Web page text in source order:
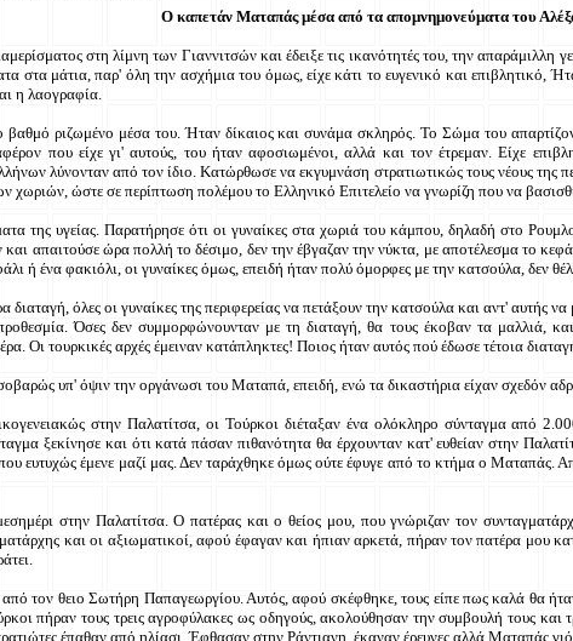
Ο καπετάν Ματαπάς μέσα από τα απομνημονεύματα του
στη λίμνη των Γιαννιτσών και έδειξε τις ικανότητές του, την
στα μάτια, παρ' όλη την ασχήμια του όμως, είχε κάτι το ευγενικό και επιβλητικό,
η λαογραφία.
βαθμό ριζωμένο μέσα του. Ήταν δίκαιος και συνάμα σκληρός. Το Σώμα του
που είχε γι' αυτούς, του ήταν αφοσιωμένοι, αλλά και τον έτρεμαν. Είχε
λύνονταν από τον ίδιο. Κατώρθωσε να εκγυμνάση στρατιωτικώς τους νέους της
χωριών, ώστε σε περίπτωση πολέμου το Ελληνικό Επιτελείο να γνωρίζη που να
της υγείας. Παρατήρησε ότι οι γυναίκες στα χωριά του κάμπου, δηλαδή στο
απαιτούσε ώρα πολλή το δέσιμο, δεν την έβγαζαν την νύκτα, με αποτέλεσμα το
ή ένα φακιόλι, οι γυναίκες όμως, επειδή ήταν πολύ όμορφες με την κατσούλα, δεν
όλες οι γυναίκες της περιφερείας να πετάξουν την κατσούλα και αντ' αυτής
Όσες δεν συμμορφώνουνταν με τη διαταγή, θα τους έκοβαν τα μαλλιά,
Οι τουρκικές αρχές έμειναν κατάπληκτες! Ποιος ήταν αυτός πού έδωσε τέτοια
υπ' όψιν την οργάνωσι του Ματαπά, επειδή, ενώ τα δικαστήρια είχαν σχεδόν
στην Παλατίτσα, οι Τούρκοι διέταξαν ένα ολόκληρο σύνταγμα από
ξεκίνησε και ότι κατά πάσαν πιθανότητα θα έρχουνταν κατ' ευθείαν στην
ευτυχώς έμενε μαζί μας. Δεν ταράχθηκε όμως ούτε έφυγε από το κτήμα ο Ματαπάς.
στην Παλατίτσα. Ο πατέρας και ο θείος μου, που γνώριζαν τον
και οι αξιωματικοί, αφού έφαγαν και ήπιαν αρκετά, πήραν τον πατέρα μου
τον θειο Σωτήρη Παπαγεωργίου. Αυτός, αφού σκέφθηκε, τους είπε πως καλά θα
πήραν τους τρεις αγροφύλακες ως οδηγούς, ακολούθησαν την συμβουλή τους
έπαθαν από ηλίασι. Έφθασαν στην Ράντιανη, έκαναν έρευνες αλλά Ματαπάς